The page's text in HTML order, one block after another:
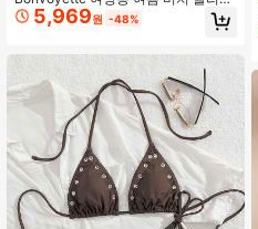
컬러 홀터넥 타이 섹시 패션 비키니 투
피스 수영복 세트
5,969원 -48%